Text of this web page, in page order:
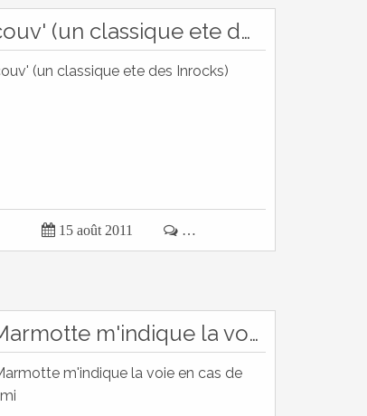
la couv' (un classique ete des Inrocks)
 15 août 2011  …
la Marmotte m'indique la voie en cas de tsunami